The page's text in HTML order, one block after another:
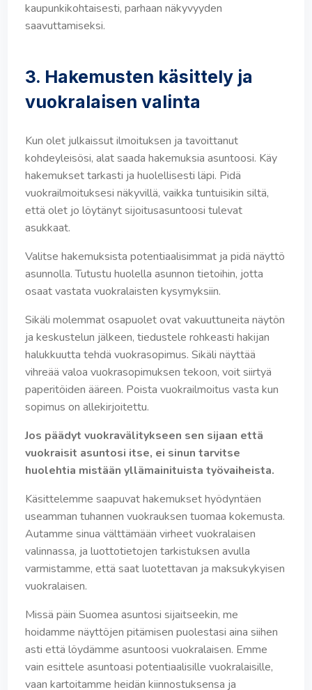
kaupunkikohtaisesti, parhaan näkyvyyden
saavuttamiseksi.
3. Hakemusten käsittely ja
vuokralaisen valinta
Kun olet julkaissut ilmoituksen ja tavoittanut
kohdeyleisösi, alat saada hakemuksia asuntoosi. Käy
hakemukset tarkasti ja huolellisesti läpi. Pidä
vuokrailmoituksesi näkyvillä, vaikka tuntuisikin siltä,
että olet jo löytänyt sijoitusasuntoosi tulevat
asukkaat.
Valitse hakemuksista potentiaalisimmat ja pidä näyttö
asunnolla. Tutustu huolella asunnon tietoihin, jotta
osaat vastata vuokralaisten kysymyksiin.
Sikäli molemmat osapuolet ovat vakuuttuneita näytön
ja keskustelun jälkeen, tiedustele rohkeasti hakijan
halukkuutta tehdä vuokrasopimus. Sikäli näyttää
vihreää valoa vuokrasopimuksen tekoon, voit siirtyä
paperitöiden ääreen. Poista vuokrailmoitus vasta kun
sopimus on allekirjoitettu.
Jos päädyt vuokravälitykseen sen sijaan että
vuokraisit asuntosi itse, ei sinun tarvitse
huolehtia mistään yllämainituista työvaiheista.
Käsittelemme saapuvat hakemukset hyödyntäen
useamman tuhannen vuokrauksen tuomaa kokemusta.
Autamme sinua välttämään virheet vuokralaisen
valinnassa, ja luottotietojen tarkistuksen avulla
varmistamme, että saat luotettavan ja maksukykyisen
vuokralaisen.
Missä päin Suomea asuntosi sijaitseekin, me
hoidamme näyttöjen pitämisen puolestasi aina siihen
asti että löydämme asuntoosi vuokralaisen. Emme
vain esittele asuntoasi potentiaalisille vuokralaisille,
vaan kartoitamme heidän kiinnostuksensa ja